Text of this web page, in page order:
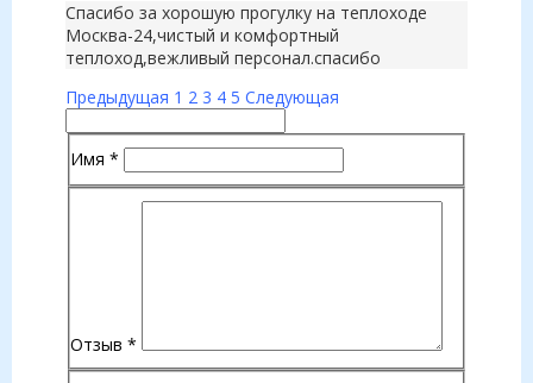
Спасибо за хорошую прогулку на теплоходе
Москва-24,чистый и комфортный
теплоход,вежливый персонал.спасибо
Предыдущая 1 2 3 4 5 Следующая
Имя *
Отзыв *